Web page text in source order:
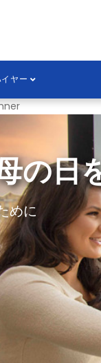
ヤー
の日
めに
ンを